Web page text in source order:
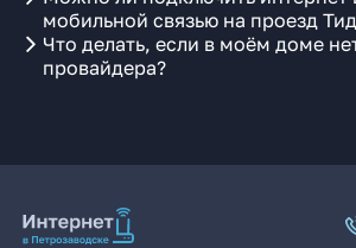
мобильной связью на проезд
Что делать, если в моём доме
провайдера?